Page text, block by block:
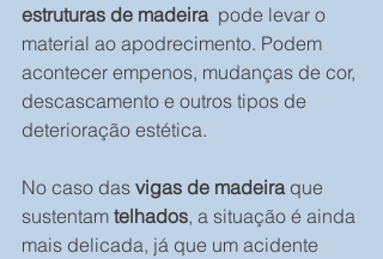
estruturas de madeira
  pode levar o
material ao apodrecimento. Podem
acontecer empenos, mudanças de cor,
descascamento e outros tipos de
deterioração estética.
No caso das vigas de madeira que
sustentam telhados, a situação é ainda
mais delicada, já que um acidente